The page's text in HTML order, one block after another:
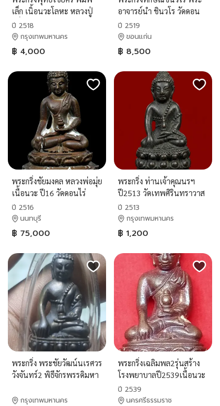
เล็ก เนิ้อนวะโลหะ หลวงปู่
เพิ่ม วัดกลางบางแก้ว ปี2518
ปี 2518
กรุงเทพมหานคร
฿ 4,000
อาจารย์นำ ชินวโร วัดดอน
ศาลา จังหวัดพัทลุง ปี 2519
ปี 2519
ขอนแก่น
฿ 8,500
พระกริ่งชัยมงคล หลวงพ่อมุ่ย
เนื้อนวะ ปี16 วัดดอนไร่
พร้อมกล่องเดิม
ปี 2516
นนทบุรี
฿ 75,000
พระกริ่ง ท่านเจ้าคุณนรฯ
ปี2513 วัดเทพศิรินทราวาส
ปี 2513
กรุงเทพมหานคร
฿ 1,200
พระกริ่ง พระชัยวัฒน์นเรศวร
วังจันทร์2 พิธีจักรพรรดิมหา
ชินราช เนื้อนวโลหะ
กรุงเทพมหานคร
พระกริ่งเฉลิมพล2รุ่นสร้าง
โรงพยาบาลปี2539เนื้อนวะ
โลหะ
ปี 2539
นครศรีธรรมราช